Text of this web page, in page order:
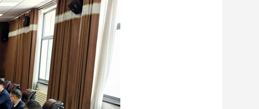
阅读 艺术 汽车 数智
海洋 时尚 天气 才艺